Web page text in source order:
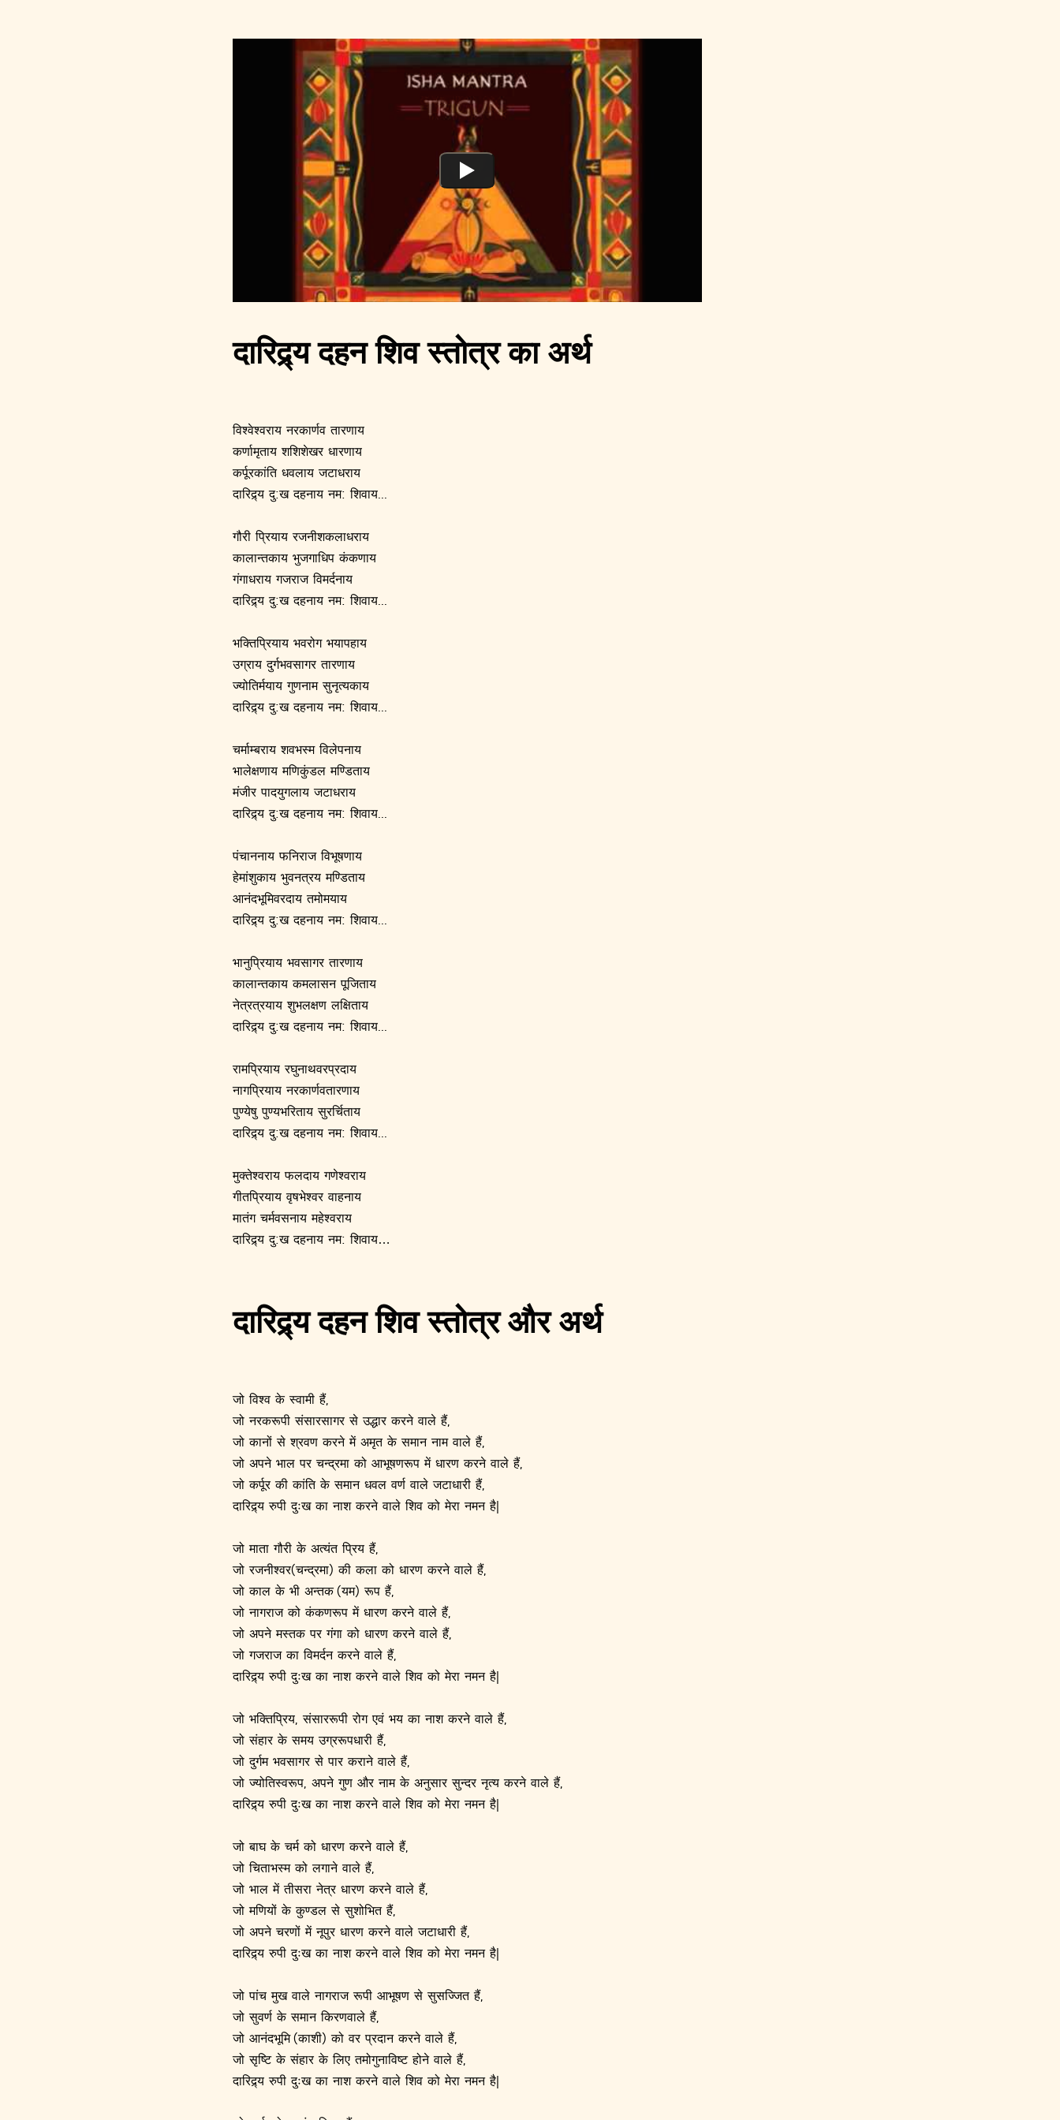
दारिद्र्य दहन शिव स्तोत्र का अर्थ
विश्वेश्वराय नरकार्णव तारणाय
कर्णामृताय शशिशेखर धारणाय
कर्पूरकांति धवलाय जटाधराय
दारिद्र्य दु:ख दहनाय नम: शिवाय...
गौरी प्रियाय रजनीशकलाधराय
कालान्तकाय भुजगाधिप कंकणाय
गंगाधराय गजराज विमर्दनाय
दारिद्र्य दु:ख दहनाय नम: शिवाय...
भक्तिप्रियाय भवरोग भयापहाय
उग्राय दुर्गभवसागर तारणाय
ज्योतिर्मयाय गुणनाम सुनृत्यकाय
दारिद्र्य दु:ख दहनाय नम: शिवाय...
चर्माम्बराय शवभस्म विलेपनाय
भालेक्षणाय मणिकुंडल मण्डिताय
मंजीर पादयुगलाय जटाधराय
दारिद्र्य दु:ख दहनाय नम: शिवाय...
पंचाननाय फनिराज विभूषणाय
हेमांशुकाय भुवनत्रय मण्डिताय
आनंदभूमिवरदाय तमोमयाय
दारिद्र्य दु:ख दहनाय नम: शिवाय...
भानुप्रियाय भवसागर तारणाय
कालान्तकाय कमलासन पूजिताय
नेत्रत्रयाय शुभलक्षण लक्षिताय
दारिद्र्य दु:ख दहनाय नम: शिवाय...
रामप्रियाय रघुनाथवरप्रदाय
नागप्रियाय नरकार्णवतारणाय
पुण्येषु पुण्यभरिताय सुरर्चिताय
दारिद्र्य दु:ख दहनाय नम: शिवाय...
मुक्तेश्वराय फलदाय गणेश्वराय
गीतप्रियाय वृषभेश्वर वाहनाय
मातंग चर्मवसनाय महेश्वराय
दारिद्र्य दु:ख दहनाय नम: शिवाय…
दारिद्र्य दहन शिव स्तोत्र और अर्थ
जो विश्व के स्वामी हैं,
जो नरकरूपी संसारसागर से उद्धार करने वाले हैं,
जो कानों से श्रवण करने में अमृत के समान नाम वाले हैं,
जो अपने भाल पर चन्द्रमा को आभूषणरूप में धारण करने वाले हैं,
जो कर्पूर की कांति के समान धवल वर्ण वाले जटाधारी हैं,
दारिद्र्य रुपी दुःख का नाश करने वाले शिव को मेरा नमन है|
जो माता गौरी के अत्यंत प्रिय हैं,
जो रजनीश्वर(चन्द्रमा) की कला को धारण करने वाले हैं,
जो काल के भी अन्तक (यम) रूप हैं,
जो नागराज को कंकणरूप में धारण करने वाले हैं,
जो अपने मस्तक पर गंगा को धारण करने वाले हैं,
जो गजराज का विमर्दन करने वाले हैं,
दारिद्र्य रुपी दुःख का नाश करने वाले शिव को मेरा नमन है|
जो भक्तिप्रिय, संसाररूपी रोग एवं भय का नाश करने वाले हैं,
जो संहार के समय उग्ररूपधारी हैं,
जो दुर्गम भवसागर से पार कराने वाले हैं,
जो ज्योतिस्वरूप, अपने गुण और नाम के अनुसार सुन्दर नृत्य करने वाले हैं,
दारिद्र्य रुपी दुःख का नाश करने वाले शिव को मेरा नमन है|
जो बाघ के चर्म को धारण करने वाले हैं,
जो चिताभस्म को लगाने वाले हैं,
जो भाल में तीसरा नेत्र धारण करने वाले हैं,
जो मणियों के कुण्डल से सुशोभित हैं,
जो अपने चरणों में नूपुर धारण करने वाले जटाधारी हैं,
दारिद्र्य रुपी दुःख का नाश करने वाले शिव को मेरा नमन है|
जो पांच मुख वाले नागराज रूपी आभूषण से सुसज्जित हैं,
जो सुवर्ण के समान किरणवाले हैं,
जो आनंदभूमि (काशी) को वर प्रदान करने वाले हैं,
जो सृष्टि के संहार के लिए तमोगुनाविष्ट होने वाले हैं,
दारिद्र्य रुपी दुःख का नाश करने वाले शिव को मेरा नमन है|